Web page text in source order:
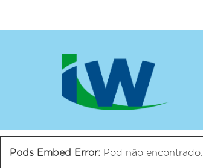
Pods Embed Error: Pod não encontrado.